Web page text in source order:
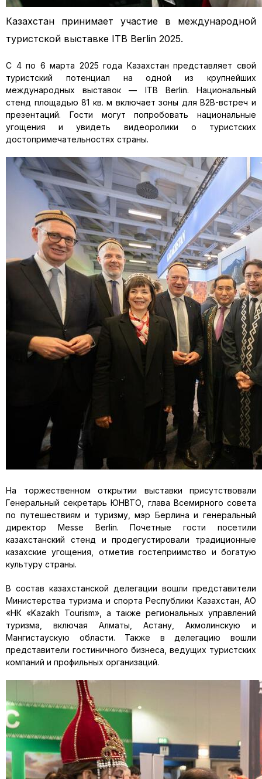
Казахстан принимает участие в международной
туристской выставке ITB Berlin 2025.
С 4 по 6 марта 2025 года Казахстан представляет свой
туристский потенциал на одной из крупнейших
международных выставок — ITB Berlin. Национальный
стенд площадью 81 кв. м включает зоны для B2B-встреч и
презентаций. Гости могут попробовать национальные
угощения и увидеть видеоролики о туристских
достопримечательностях страны.
На торжественном открытии выставки присутствовали
Генеральный секретарь ЮНВТО, глава Всемирного совета
по путешествиям и туризму, мэр Берлина и генеральный
директор Messe Berlin. Почетные гости посетили
казахстанский стенд и продегустировали традиционные
казахские угощения, отметив гостеприимство и богатую
культуру страны.
В состав казахстанской делегации вошли представители
Министерства туризма и спорта Республики Казахстан, АО
«НК «Kazakh Tourism», а также региональных управлений
туризма, включая Алматы, Астану, Акмолинскую и
Мангистаускую области. Также в делегацию вошли
представители гостиничного бизнеса, ведущих туристских
компаний и профильных организаций.